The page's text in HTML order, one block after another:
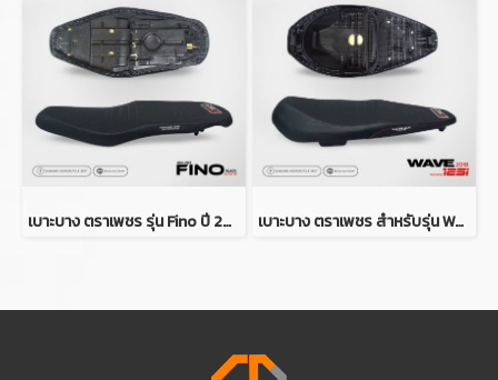
เบาะบาง ตราเพชร รุ่น Fino ปี 2006 เบาะบาง ตราเพชร สำหรับรุ่น Wave 125i ปี 2018